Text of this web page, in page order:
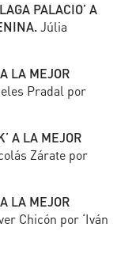
PALACIO’ A
Júlia
LA MEJOR
Pradal por
A LA MEJOR
Zárate por
LA MEJOR
Chicón por ‘Iván